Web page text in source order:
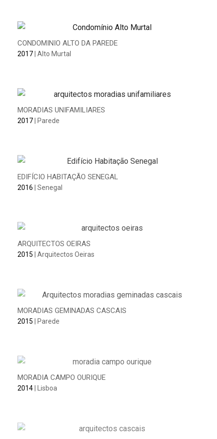
CONDOMINIO ALTO DA PAREDE
2017| Alto Murtal
MORADIAS UNIFAMILIARES
2017| Parede
EDIFÍCIO HABITAÇÃO SENEGAL
2016 | Senegal
ARQUITECTOS OEIRAS
2015 | Arquitectos Oeiras
MORADIAS GEMINADAS CASCAIS
2015 | Parede
MORADIA CAMPO OURIQUE
2014| Lisboa